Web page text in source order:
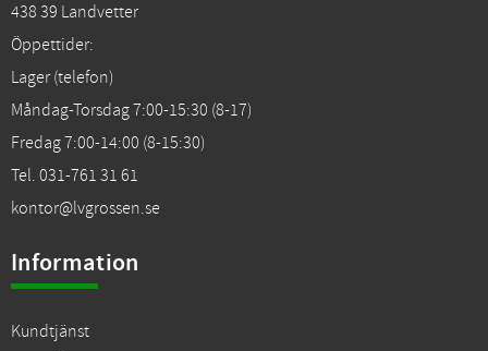
438 39 Landvetter
Öppettider:
Lager (telefon)
Måndag-Torsdag 7:00-15:30 (8-17)
Fredag 7:00-14:00 (8-15:30)
Tel. 031-761 31 61
kontor@lvgrossen.se
Information
Kundtjänst